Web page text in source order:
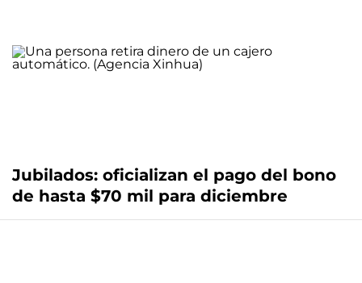
Jubilados: oficializan el pago del bono
de hasta $70 mil para diciembre